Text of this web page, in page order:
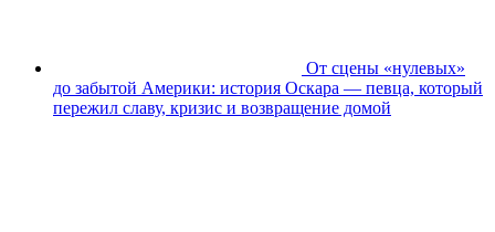
От сцены «нулевых»
до забытой Америки: история Оскара — певца, который
пережил славу, кризис и возвращение домой